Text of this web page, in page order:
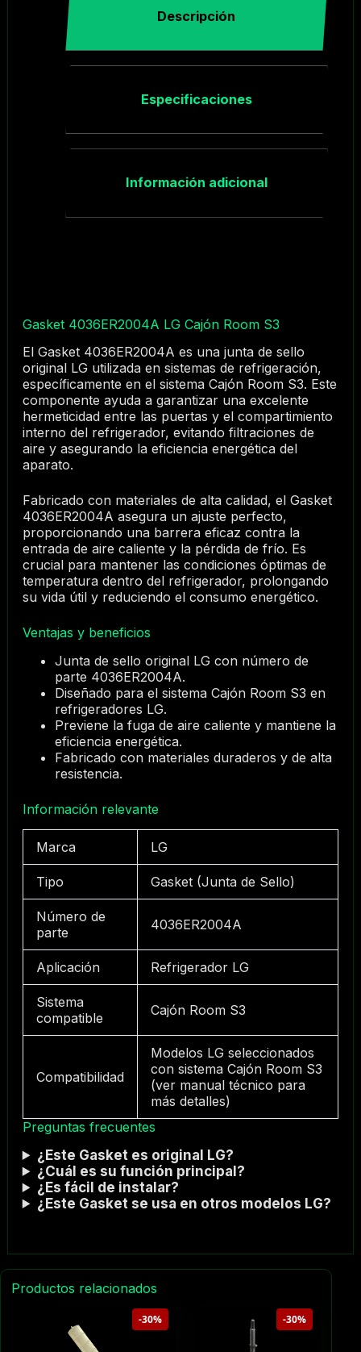
Descripción
Especificaciones
Información adicional
Gasket 4036ER2004A LG Cajón Room S3
El Gasket 4036ER2004A es una junta de sello
original LG utilizada en sistemas de refrigeración,
específicamente en el sistema Cajón Room S3. Este
componente ayuda a garantizar una excelente
hermeticidad entre las puertas y el compartimiento
interno del refrigerador, evitando filtraciones de
aire y asegurando la eficiencia energética del
aparato.
Fabricado con materiales de alta calidad, el Gasket
4036ER2004A asegura un ajuste perfecto,
proporcionando una barrera eficaz contra la
entrada de aire caliente y la pérdida de frío. Es
crucial para mantener las condiciones óptimas de
temperatura dentro del refrigerador, prolongando
su vida útil y reduciendo el consumo energético.
Ventajas y beneficios
Junta de sello original LG con número de
parte 4036ER2004A.
Diseñado para el sistema Cajón Room S3 en
refrigeradores LG.
Previene la fuga de aire caliente y mantiene la
eficiencia energética.
Fabricado con materiales duraderos y de alta
resistencia.
Información relevante
Marca LG
Tipo Gasket (Junta de Sello)
Número de
parte
4036ER2004A
Aplicación Refrigerador LG
Sistema
compatible
Cajón Room S3
Compatibilidad
Modelos LG seleccionados
con sistema Cajón Room S3
(ver manual técnico para
más detalles)
Preguntas frecuentes
¿Este Gasket es original LG?
¿Cuál es su función principal?
¿Es fácil de instalar?
¿Este Gasket se usa en otros modelos LG?
Productos relacionados
-30% -30%